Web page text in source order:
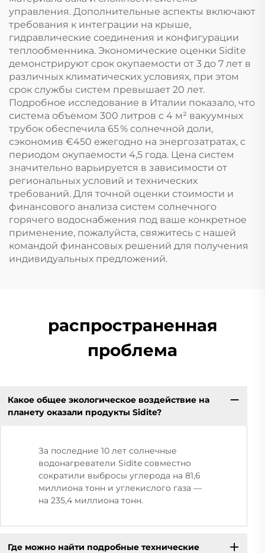
управления. Дополнительные аспекты включают
требования к интеграции на крыше,
гидравлические соединения и конфигурации
теплообменника. Экономические оценки Sidite
демонстрируют срок окупаемости от 3 до 7 лет в
различных климатических условиях, при этом
срок службы систем превышает 20 лет.
Подробное исследование в Италии показало, что
система объемом 300 литров с 4 м² вакуумных
трубок обеспечила 65 % солнечной доли,
сэкономив €450 ежегодно на энергозатратах, с
периодом окупаемости 4,5 года. Цена систем
значительно варьируется в зависимости от
региональных условий и технических
требований. Для точной оценки стоимости и
финансового анализа систем солнечного
горячего водоснабжения под ваше конкретное
применение, пожалуйста, свяжитесь с нашей
командой финансовых решений для получения
индивидуальных предложений.
распространенная
проблема
Какое общее экологическое воздействие на
планету оказали продукты Sidite?
За последние 10 лет солнечные
водонагреватели Sidite совместно
сократили выбросы углерода на 81,6
миллиона тонн и углекислого газа —
на 235,4 миллиона тонн.
Где можно найти подробные технические